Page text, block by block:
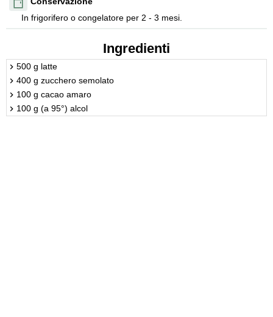
In frigorifero o congelatore per 2 - 3 mesi.
Ingredienti
500 g latte
400 g zucchero semolato
100 g cacao amaro
100 g (a 95°) alcol